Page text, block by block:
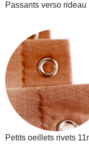
Passants verso rideau
Petits oeillets rivets